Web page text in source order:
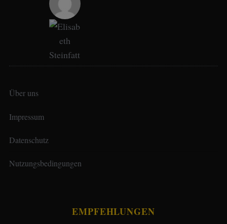
Über uns
Impressum
Datenschutz
Nutzungsbedingungen
EMPFEHLUNGEN